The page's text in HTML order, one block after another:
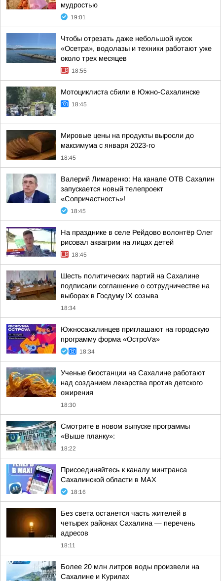
мудростью
19:01
Чтобы отрезать даже небольшой кусок
«Осетра», водолазы и техники работают уже
около трех месяцев
18:55
Мотоциклиста сбили в Южно-Сахалинске
18:45
Мировые цены на продукты выросли до
максимума с января 2023-го
18:45
Валерий Лимаренко: На канале ОТВ Сахалин
запускается новый телепроект
«Сопричастность»!
18:45
На празднике в селе Рейдово волонтёр Олег
рисовал аквагрим на лицах детей
18:45
Шесть политических партий на Сахалине
подписали соглашение о сотрудничестве на
выборах в Госдуму IX созыва
18:34
Южносахалинцев приглашают на городскую
программу форма «ОстроVа»
18:34
Ученые биостанции на Сахалине работают
над созданием лекарства против детского
ожирения
18:30
Смотрите в новом выпуске программы
«Выше планку»:
18:22
Присоединяйтесь к каналу минтранса
Сахалинской области в MAX
18:16
Без света останется часть жителей в
четырех районах Сахалина — перечень
адресов
18:11
Более 20 млн литров воды произвели на
Сахалине и Курилах